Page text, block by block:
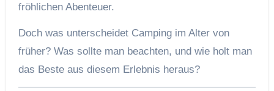
fröhlichen Abenteuer.
Doch was unterscheidet Camping im Alter von
früher? Was sollte man beachten, und wie holt man
das Beste aus diesem Erlebnis heraus?